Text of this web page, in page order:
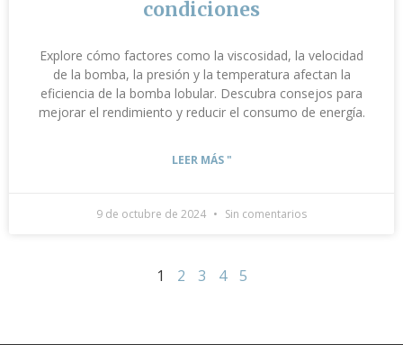
condiciones
Explore cómo factores como la viscosidad, la velocidad
de la bomba, la presión y la temperatura afectan la
eficiencia de la bomba lobular. Descubra consejos para
mejorar el rendimiento y reducir el consumo de energía.
LEER MÁS "
9 de octubre de 2024 Sin comentarios
1 2 3 4 5